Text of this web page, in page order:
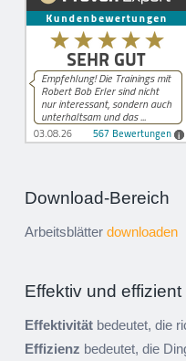
Download-Bereich
Arbeitsblätter downloaden
Effektiv und effizient
Effektivität bedeutet, die
Effizienz bedeutet, die